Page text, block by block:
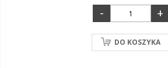
- +
DO KOSZYKA